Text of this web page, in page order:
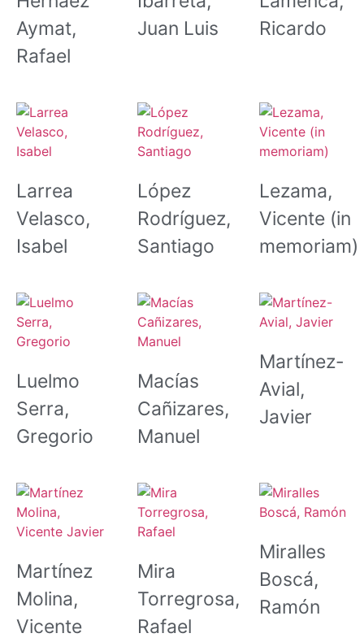
Aymat,
Rafael
Juan Luis
Ricardo
Larrea
Velasco,
Isabel
López
Rodríguez,
Santiago
Lezama,
Vicente (in
memoriam)
Luelmo
Serra,
Gregorio
Macías
Cañizares,
Manuel
Martínez-
Avial,
Javier
Martínez
Molina,
Vicente
Mira
Torregrosa,
Rafael
Miralles
Boscá,
Ramón